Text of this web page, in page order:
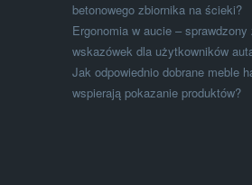
betonowego zbiornika na ścieki?
Ergonomia w aucie – sprawdzony
wskazówek dla użytkowników
Jak odpowiednio dobrane meble
wspierają pokazanie produktów?